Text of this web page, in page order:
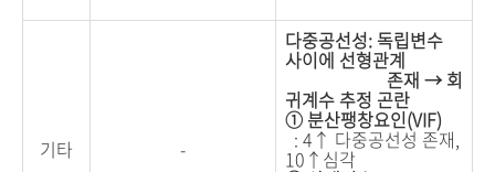
기타 -
다중공선성: 독립변수
사이에 선형관계
존재 → 회
귀계수 추정 곤란
① 분산팽창요인(VIF)
: 4↑ 다중공선성 존재,
10↑심각